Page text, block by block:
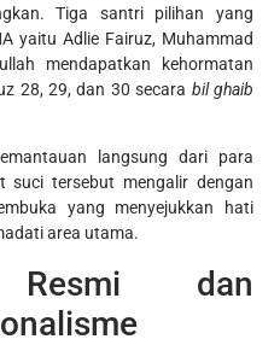
Tiga santri pilihan yang
yaitu Adlie Fairuz, Muhammad
mendapatkan kehormatan
28, 29, dan 30 secara bil ghaib
langsung dari para
suci tersebut mengalir dengan
yang menyejukkan hati
area utama.
Resmi dan